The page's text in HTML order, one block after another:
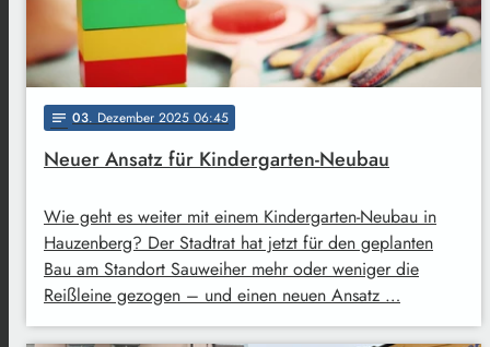
notes 03. Dezember 2025 06:45
Neuer Ansatz für Kindergarten-Neubau
Wie geht es weiter mit einem Kindergarten-Neubau in
Hauzenberg? Der Stadtrat hat jetzt für den geplanten
Bau am Standort Sauweiher mehr oder weniger die
Reißleine gezogen – und einen neuen Ansatz …